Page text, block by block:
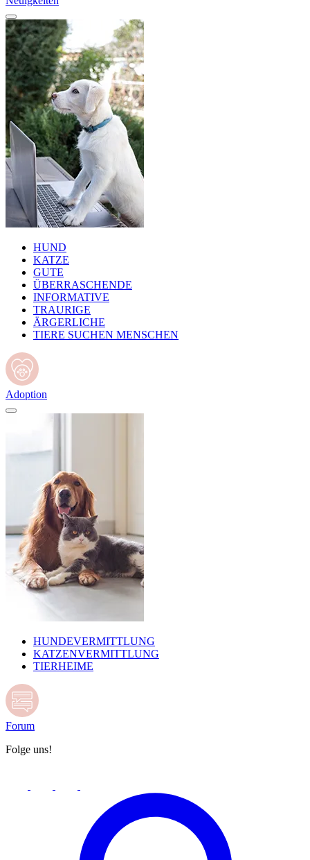
HUND
KATZE
GUTE
ÜBERRASCHENDE
INFORMATIVE
TRAURIGE
ÄRGERLICHE
TIERE SUCHEN MENSCHEN
Adoption
HUNDEVERMITTLUNG
KATZENVERMITTLUNG
TIERHEIME
Forum
Folge uns!